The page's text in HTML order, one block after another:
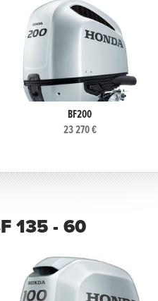
BF200
23 270 €
135 - 60